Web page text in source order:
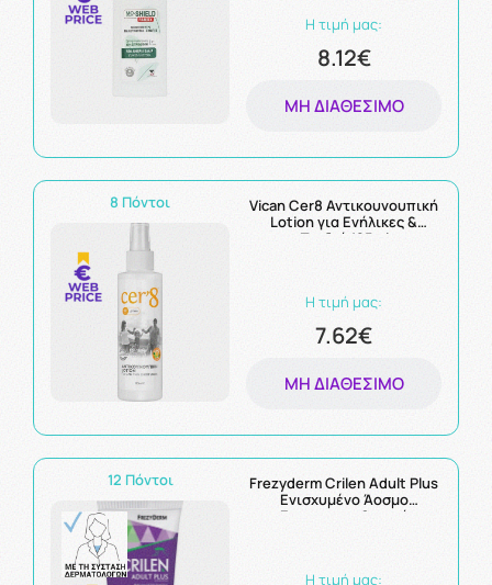
Η τιμή μας:
8.12€
ΜΗ ΔΙΑΘΈΣΙΜΟ
8 Πόντοι
Vican Cer8 Αντικουνουπική
Lotion για Ενήλικες &
Παιδιά 125ml
Η τιμή μας:
7.62€
ΜΗ ΔΙΑΘΈΣΙΜΟ
12 Πόντοι
Frezyderm Crilen Adult Plus
Ενισχυμένο Άοσμο
Εντομοαπωθητικό
Η τιμή μας: